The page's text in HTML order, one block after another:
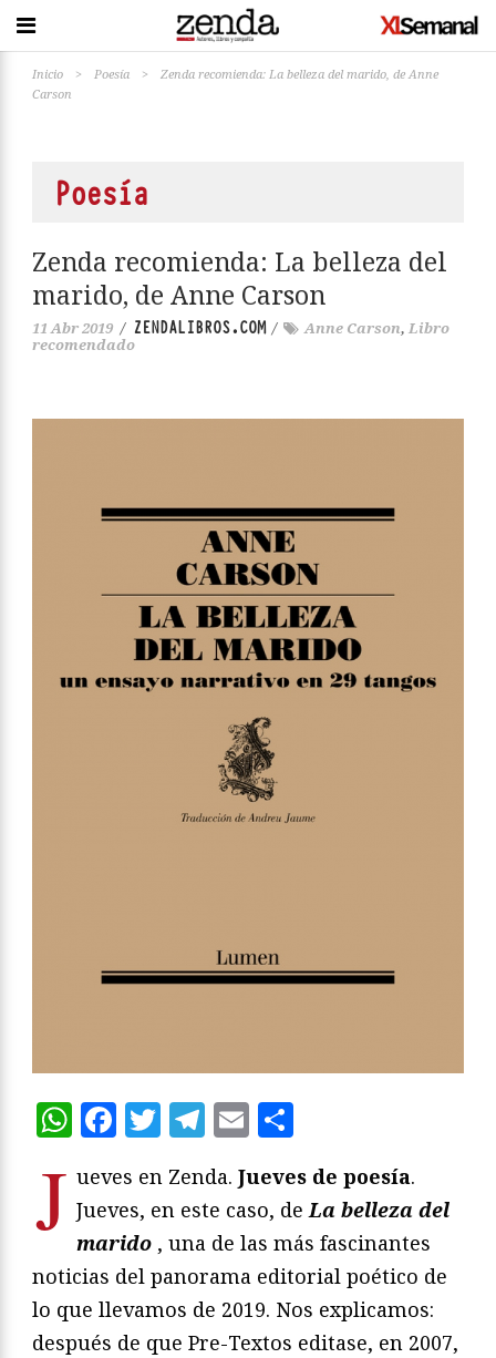
Inicio > Poesía >
Zenda recomienda: La belleza del marido, de Anne
Carson
Poesía
Zenda recomienda: La belleza del
marido, de Anne Carson
11 Abr 2019 / ZENDALIBROS.COM/ Anne Carson, Libro
recomendado
WhatsApp
Facebook
Twitter
Telegram
Email
J ueves en Zenda. Jueves de poesía.
Jueves, en este caso, deLa belleza del
marido , una de las más fascinantes
noticias del panorama editorial poético de
lo que llevamos de 2019. Nos explicamos:
después de que Pre-Textos editase, en 2007,